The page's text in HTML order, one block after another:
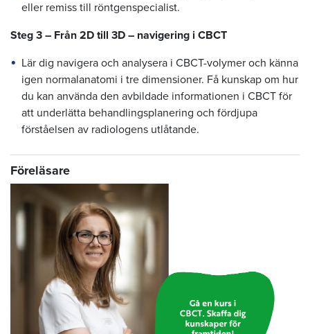
eller remiss till röntgenspecialist.
Steg 3 – Från 2D till 3D – navigering i CBCT
Lär dig navigera och analysera i CBCT-volymer och känna
igen normalanatomi i tre dimensioner. Få kunskap om hur
du kan använda den avbildade informationen i CBCT för
att underlätta behandlingsplanering och fördjupa
förståelsen av radiologens utlåtande.
Föreläsare